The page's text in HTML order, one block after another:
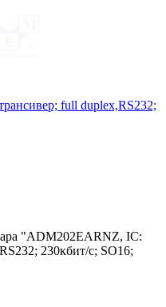
full duplex,RS232;
"ADM202EARNZ, IC:
230кбит/с; SO16;